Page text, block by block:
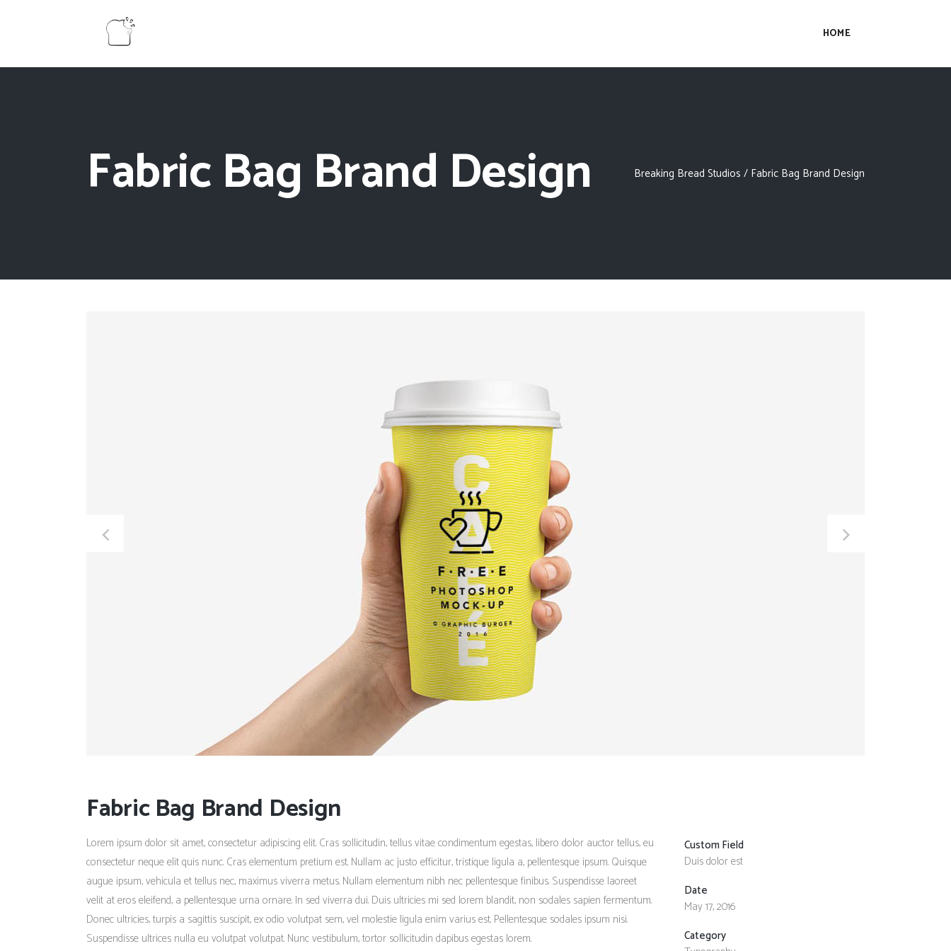
HOME
Fabric Bag Brand Design Breaking Bread Studios / Fabric Bag Brand Design
Fabric Bag Brand Design
Lorem ipsum dolor sit amet, consectetur adipiscing elit. Cras sollicitudin, tellus vitae condimentum egestas, libero dolor auctor tellus, eu
consectetur neque elit quis nunc. Cras elementum pretium est. Nullam ac justo efficitur, tristique ligula a, pellentesque ipsum. Quisque
augue ipsum, vehicula et tellus nec, maximus viverra metus. Nullam elementum nibh nec pellentesque finibus. Suspendisse laoreet
velit at eros eleifend, a pellentesque urna ornare. In sed viverra dui. Duis ultricies mi sed lorem blandit, non sodales sapien fermentum.
Donec ultricies, turpis a sagittis suscipit, ex odio volutpat sem, vel molestie ligula enim varius est. Pellentesque sodales ipsum nisi.
Suspendisse ultrices nulla eu volutpat volutpat. Nunc vestibulum, tortor sollicitudin dapibus egestas lorem.
Custom Field
Duis dolor est
Date
May 17, 2016
Category